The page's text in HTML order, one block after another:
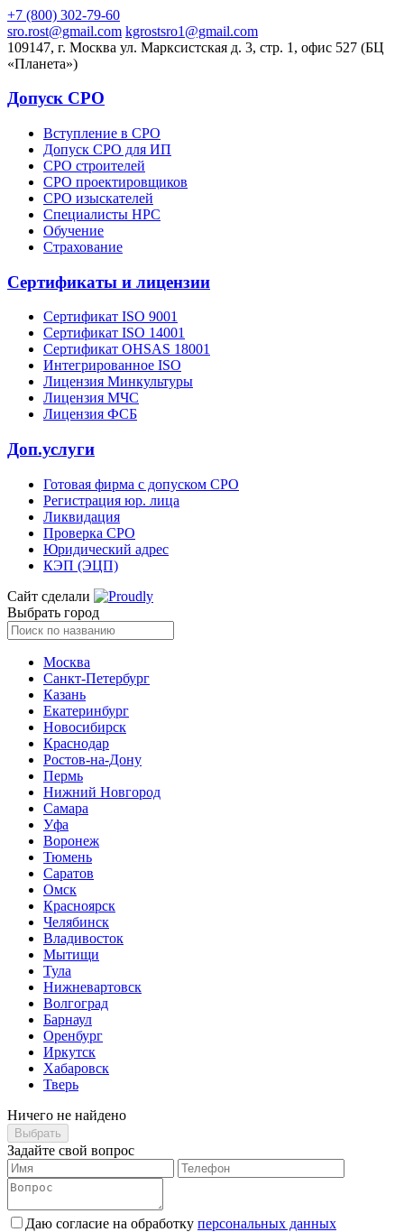
+7 (800) 302-79-60
sro.rost@gmail.com kgrostsro1@gmail.com
109147, г. Москва ул. Марксистская д. 3, стр. 1, офис 527 (БЦ
«Планета»)
Допуск СРО
Вступление в СРО
Допуск СРО для ИП
СРО строителей
СРО проектировщиков
СРО изыскателей
Специалисты НРС
Обучение
Страхование
Сертификаты и лицензии
Сертификат ISO 9001
Сертификат ISO 14001
Сертификат OHSAS 18001
Интегрированное ISO
Лицензия Минкультуры
Лицензия МЧС
Лицензия ФСБ
Доп.услуги
Готовая фирма с допуском СРО
Регистрация юр. лица
Ликвидация
Проверка СРО
Юридический адрес
КЭП (ЭЦП)
Сайт сделали
Выбрать город
Москва
Санкт-Петербург
Казань
Екатеринбург
Новосибирск
Краснодар
Ростов-на-Дону
Пермь
Нижний Новгород
Самара
Уфа
Воронеж
Тюмень
Саратов
Омск
Красноярск
Челябинск
Владивосток
Мытищи
Тула
Нижневартовск
Волгоград
Барнаул
Оренбург
Иркутск
Хабаровск
Тверь
Ничего не найдено
Выбрать
Задайте свой вопрос
Даю согласие на обработку персональных данных